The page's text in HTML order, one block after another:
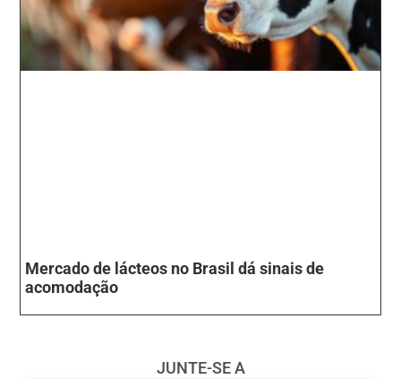
Mercado de lácteos no Brasil dá sinais de
acomodação
JUNTE-SE A